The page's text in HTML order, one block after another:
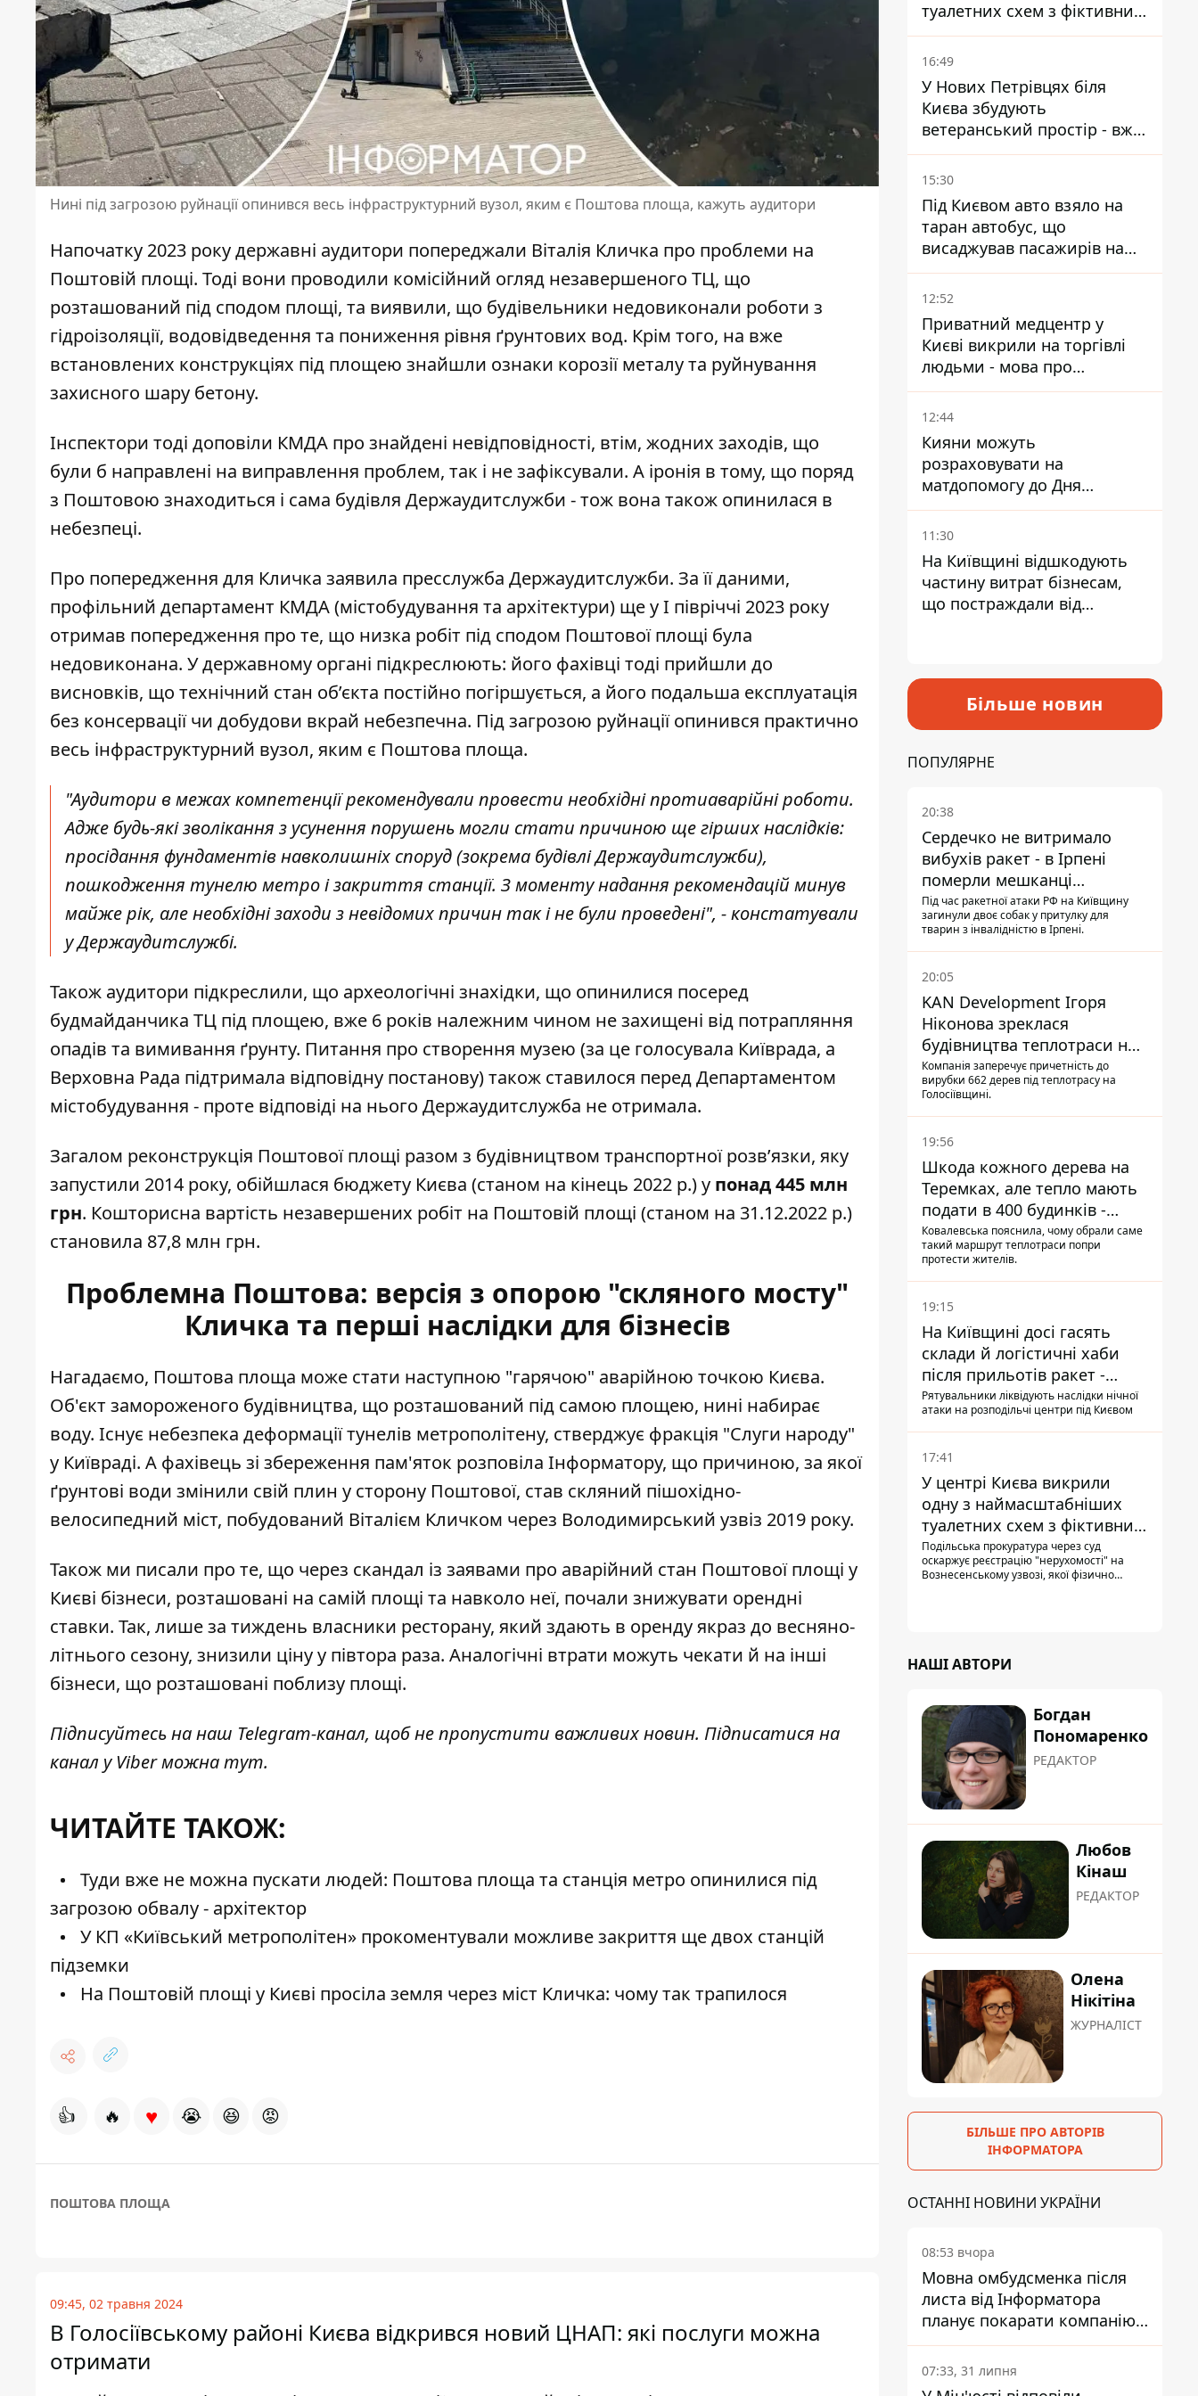
Нині під загрозою руйнації опинився весь інфраструктурний вузол, яким є Поштова площа, кажуть аудитори
Напочатку 2023 року державні аудитори попереджали Віталія Кличка про проблеми на
Поштовій площі. Тоді вони проводили комісійний огляд незавершеного ТЦ, що
розташований під сподом площі, та виявили, що будівельники недовиконали роботи з
гідроізоляції, водовідведення та пониження рівня ґрунтових вод. Крім того, на вже
встановлених конструкціях під площею знайшли ознаки корозії металу та руйнування
захисного шару бетону.
Інспектори тоді доповіли КМДА про знайдені невідповідності, втім, жодних заходів, що
були б направлені на виправлення проблем, так і не зафіксували. А іронія в тому, що поряд
з Поштовою знаходиться і сама будівля Держаудитслужби - тож вона також опинилася в
небезпеці.
Про попередження для Кличка заявила пресслужба Держаудитслужби. За її даними,
профільний департамент КМДА (містобудування та архітектури) ще у І півріччі 2023 року
отримав попередження про те, що низка робіт під сподом Поштової площі була
недовиконана. У державному органі підкреслюють: його фахівці тоді прийшли до
висновків, що технічний стан об’єкта постійно погіршується, а його подальша експлуатація
без консервації чи добудови вкрай небезпечна. Під загрозою руйнації опинився практично
весь інфраструктурний вузол, яким є Поштова площа.
"Аудитори в межах компетенції рекомендували провести необхідні протиаварійні роботи.
Адже будь-які зволікання з усунення порушень могли стати причиною ще гірших наслідків:
просідання фундаментів навколишніх споруд (зокрема будівлі Держаудитслужби),
пошкодження тунелю метро і закриття станції. З моменту надання рекомендацій минув
майже рік, але необхідні заходи з невідомих причин так і не були проведені", - констатували
у Держаудитслужбі.
Також аудитори підкреслили, що археологічні знахідки, що опинилися посеред
будмайданчика ТЦ під площею, вже 6 років належним чином не захищені від потрапляння
опадів та вимивання ґрунту. Питання про створення музею (за це голосувала Київрада, а
Верховна Рада підтримала відповідну постанову) також ставилося перед Департаментом
містобудування - проте відповіді на нього Держаудитслужба не отримала.
Загалом реконструкція Поштової площі разом з будівництвом транспортної розв’язки, яку
запустили 2014 року, обійшлася бюджету Києва (станом на кінець 2022 р.) у понад 445 млн
грн. Кошторисна вартість незавершених робіт на Поштовій площі (станом на 31.12.2022 р.)
становила 87,8 млн грн.
Проблемна Поштова: версія з опорою "скляного мосту"
Кличка та перші наслідки для бізнесів
Нагадаємо, Поштова площа може стати наступною "гарячою" аварійною точкою Києва.
Об'єкт замороженого будівництва, що розташований під самою площею, нині набирає
воду. Існує небезпека деформації тунелів метрополітену, стверджує фракція "Слуги народу"
у Київраді. А фахівець зі збереження пам'яток розповіла Інформатору, що причиною, за якої
ґрунтові води змінили свій плин у сторону Поштової, став скляний пішохідно-
велосипедний міст, побудований Віталієм Кличком через Володимирський узвіз 2019 року.
Також ми писали про те, що через скандал із заявами про аварійний стан Поштової площі у
Києві бізнеси, розташовані на самій площі та навколо неї, почали знижувати орендні
ставки. Так, лише за тиждень власники ресторану, який здають в оренду якраз до весняно-
літнього сезону, знизили ціну у півтора раза. Аналогічні втрати можуть чекати й на інші
бізнеси, що розташовані поблизу площі.
Підписуйтесь на наш Telegram-канал, щоб не пропустити важливих новин. Підписатися на
канал у Viber можнатут.
ЧИТАЙТЕ ТАКОЖ:
Туди вже не можна пускати людей: Поштова площа та станція метро опинилися під
загрозою обвалу - архітектор
У КП «Київський метрополітен» прокоментували можливе закриття ще двох станцій
підземки
На Поштовій площі у Києві просіла земля через міст Кличка: чому так трапилося
👍 🔥 ♥ 😭 😆 😡
ПОШТОВА ПЛОЩА
09:45, 02 травня 2024
В Голосіївському районі Києва відкрився новий ЦНАП: які послуги можна
отримати
туалетних схем з фіктивним
будинком
16:49
У Нових Петрівцях біля
Києва збудують
ветеранський простір - вже
знайшли проєктанта
15:30
Під Києвом авто взяло на
таран автобус, що
висаджував пасажирів на
зупинці - пасажирка в
лікарні
12:52
Приватний медцентр у
Києві викрили на торгівлі
людьми - мова про
сурогатне материнство
12:44
Кияни можуть
розраховувати на
матдопомогу до Дня
незалежності - кому її
дадуть
11:30
На Київщині відшкодують
частину витрат бізнесам,
що постраждали від
Більше новин
ПОПУЛЯРНЕ
20:38
Сердечко не витримало
вибухів ракет - в Ірпені
померли мешканці
притулку для собак з
інвалідністю
Під час ракетної атаки РФ на Київщину
загинули двоє собак у притулку для
тварин з інвалідністю в Ірпені.
20:05
KAN Development Ігоря
Ніконова зреклася
будівництва теплотраси на
Теремках
Компанія заперечує причетність до
вирубки 662 дерев під теплотрасу на
Голосіївщині.
19:56
Шкода кожного дерева на
Теремках, але тепло мають
подати в 400 будинків -
депутатка Київради
Ковалевська пояснила, чому обрали саме
такий маршрут теплотраси попри
протести жителів.
19:15
На Київщині досі гасять
склади й логістичні хаби
після прильотів ракет -
ДСНС
Рятувальники ліквідують наслідки нічної
атаки на розподільчі центри під Києвом
17:41
У центрі Києва викрили
одну з наймасштабніших
туалетних схем з фіктивним
будинком
Подільська прокуратура через суд
оскаржує реєстрацію "нерухомості" на
Вознесенському узвозі, якої фізично
НАШІ АВТОРИ
Богдан
Пономаренко
РЕДАКТОР
Любов
Кінаш
РЕДАКТОР
Олена
Нікітіна
ЖУРНАЛІСТ
БІЛЬШЕ ПРО АВТОРІВ
ІНФОРМАТОРА
ОСТАННІ НОВИНИ УКРАЇНИ
08:53 вчора
Мовна омбудсменка після
листа від Інформатора
планує покарати компанію-
підрядника ПриватБанку
07:33, 31 липня